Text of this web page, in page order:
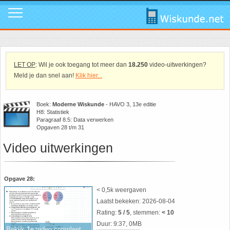
LET OP: Wil je ook toegang tot meer dan 18.250 video-uitwerkingen?
Meld je dan snel aan! Klik hier...
Boek: Moderne Wiskunde - HAVO 3, 13e editie
H8: Statistiek
Paragraaf 8.5: Data verwerken
Opgaven 28 t/m 31
Video uitwerkingen
Opgave 28:
< 0,5k weergaven
Laatst bekeken: 2026-08-04
Rating: 5 / 5, stemmen: < 10
Duur: 9:37, 0MB
Mavo
Mavo4: Hoofdstuk 1: Statistiek en kans
Mavo4: Hoofdstuk 3: Afstanden en hoeken
Mavo4: Hoofdstuk 4: Grafieken en vergelijkingen
Mavo4: Hoofdstuk 5: Rekenen, meten en schatten
Mavo4: Hoofdstuk 7: Verbanden
Mavo4: Hoofdstuk 8: Ruimtemeetkunde
Calculators
Geogebra
WolframAlpha
1. ABC Formule
2. Cosinusregel
3. De Gulden Snede
4. De normale verdeling
5. Differentiëren - Afgeleide functie
7. Fibonacci
8. Het getal nul
In de media
Instagram
Tik Tok
Facebook
LinkedIn
Mail ons
Promo video
Download poster
Review ons
Privacy
Over deze site
Promotie
Instagram
Tik Tok
Facebook
LinkedIn
Youtube